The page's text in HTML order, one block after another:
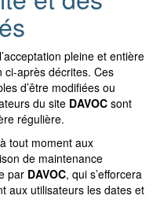
pleine et entière
ci-après décrites. Ces
d’être modifiées ou
du site DAVOC sont
régulière.
tout moment aux
de maintenance
par DAVOC, qui s’efforcera
aux utilisateurs les dates et